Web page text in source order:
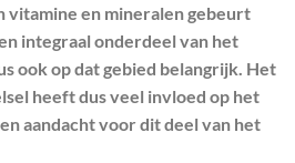
vitamine en mineralen gebeurt
integraal onderdeel van het
ook op dat gebied belangrijk. Het
heeft dus veel invloed op het
aandacht voor dit deel van het